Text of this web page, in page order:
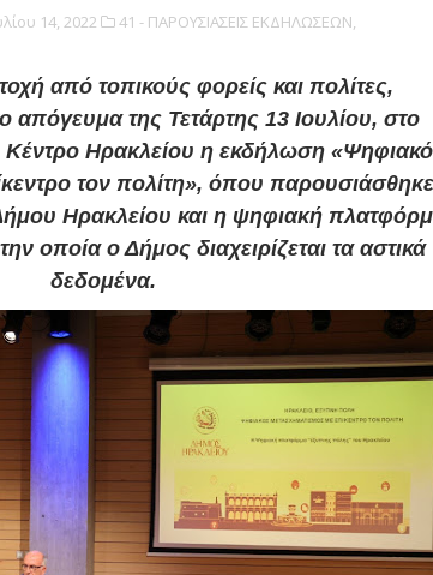
14, 2022 41 - ΠΑΡΟΥΣΙΑΣΕΙΣ ΕΚΔΗΛΩΣΕΩΝ,
από τοπικούς φορείς και πολίτες,
απόγευμα της Τετάρτης 13 Ιουλίου, στο
Κέντρο Ηρακλείου η εκδήλωση
τον πολίτη», όπου
Ηρακλείου και η ψηφιακή
οποία ο Δήμος διαχειρίζεται τα αστικά
δεδομένα.